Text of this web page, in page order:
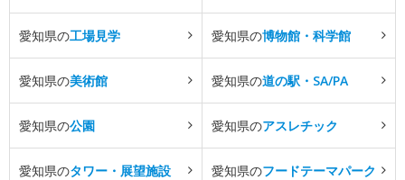
愛知県の工場見学 愛知県の博物館・科学館
愛知県の美術館 愛知県の道の駅・SA/PA
愛知県の公園 愛知県のアスレチック
愛知県のタワー・展望施設 愛知県のフードテーマパーク